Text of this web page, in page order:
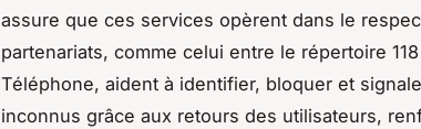
assure que ces services opèrent dans le
partenariats, comme celui entre le répertoire
Téléphone, aident à identifier, bloquer et
inconnus grâce aux retours des utilisateurs,